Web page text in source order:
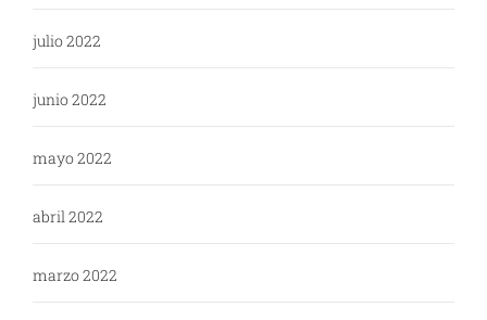
julio 2022
junio 2022
mayo 2022
abril 2022
marzo 2022